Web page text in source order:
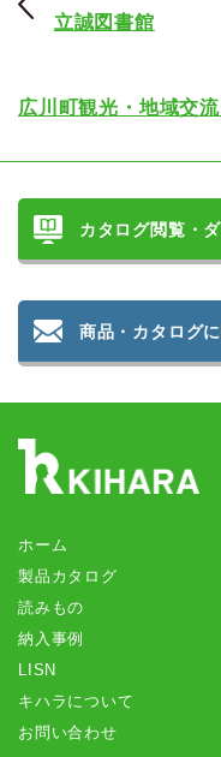
立誠図書館
広川町観光・地域交
カタログ閲覧・
商品・カタログ
ホーム
製品カタログ
読みもの
納入事例
LISN
キハラについて
お問い合わせ